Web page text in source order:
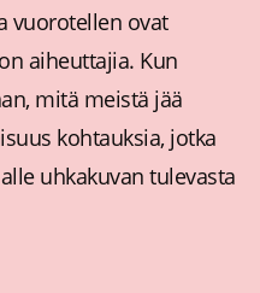
vuorotellen ovat
aiheuttajia. Kun
mitä meistä jää
kohtauksia, jotka
uhkakuvan tulevasta